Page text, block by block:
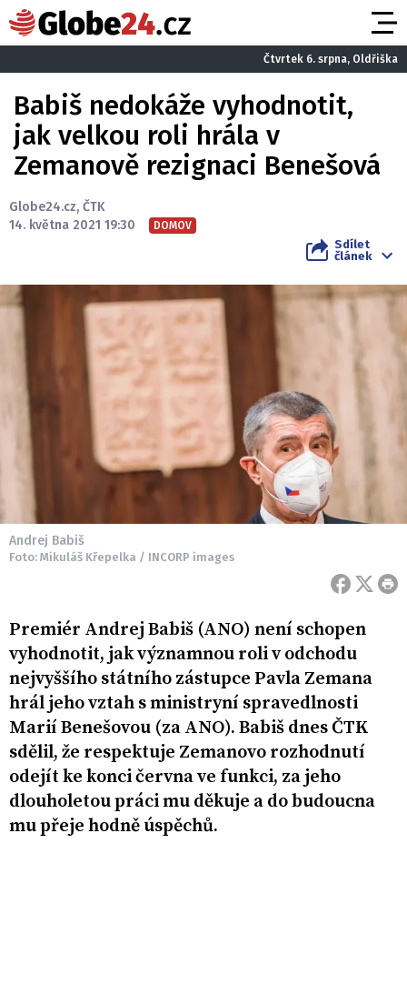
Čtvrtek 6. srpna, Oldřiška
Babiš nedokáže vyhodnotit,
jak velkou roli hrála v
Zemanově rezignaci Benešová
Globe24.cz, ČTK
14. května 2021 19:30
DOMOV
Sdílet
článek
Andrej Babiš
Foto: Mikuláš Křepelka / INCORP images
Premiér Andrej Babiš (ANO) není schopen
vyhodnotit, jak významnou roli v odchodu
nejvyššího státního zástupce Pavla Zemana
hrál jeho vztah s ministryní spravedlnosti
Marií Benešovou (za ANO). Babiš dnes ČTK
sdělil, že respektuje Zemanovo rozhodnutí
odejít ke konci června ve funkci, za jeho
dlouholetou práci mu děkuje a do budoucna
mu přeje hodně úspěchů.